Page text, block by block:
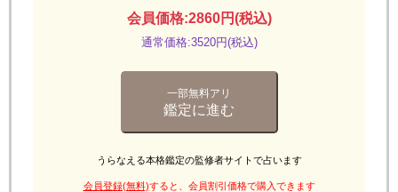
会員価格:2860円(税込)
通常価格:3520円(税込)
一部無料アリ
鑑定に進む
うらなえる本格鑑定の監修者サイトで占います
会員登録(無料)すると、会員割引価格で購入できます